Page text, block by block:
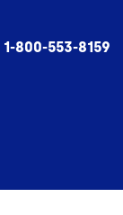
1-800-553-8159